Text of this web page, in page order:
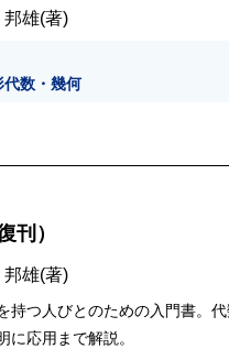
邦雄(著)
代数・幾何
刊）
邦雄(著)
持つ人びとのための入門書。
に応用まで解説。